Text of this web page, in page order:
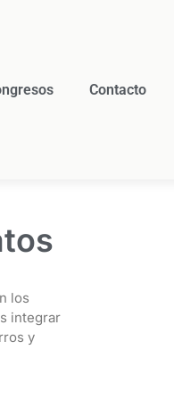
Contacto
los
integrar
y